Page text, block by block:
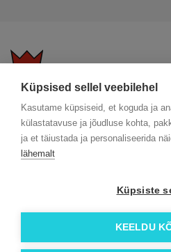
Küpsised sellel veebilehel
Kasutame küpsiseid, et koguda ja
külastatavuse ja jõudluse kohta,
ja et täiustada ja personaliseerida
lähemalt
Küpsiste
KEELDU
Trükitehnikad
Meist lähemalt
ÖKO
Facebook
© 2026 Roi OÜ | Kõik õigused on